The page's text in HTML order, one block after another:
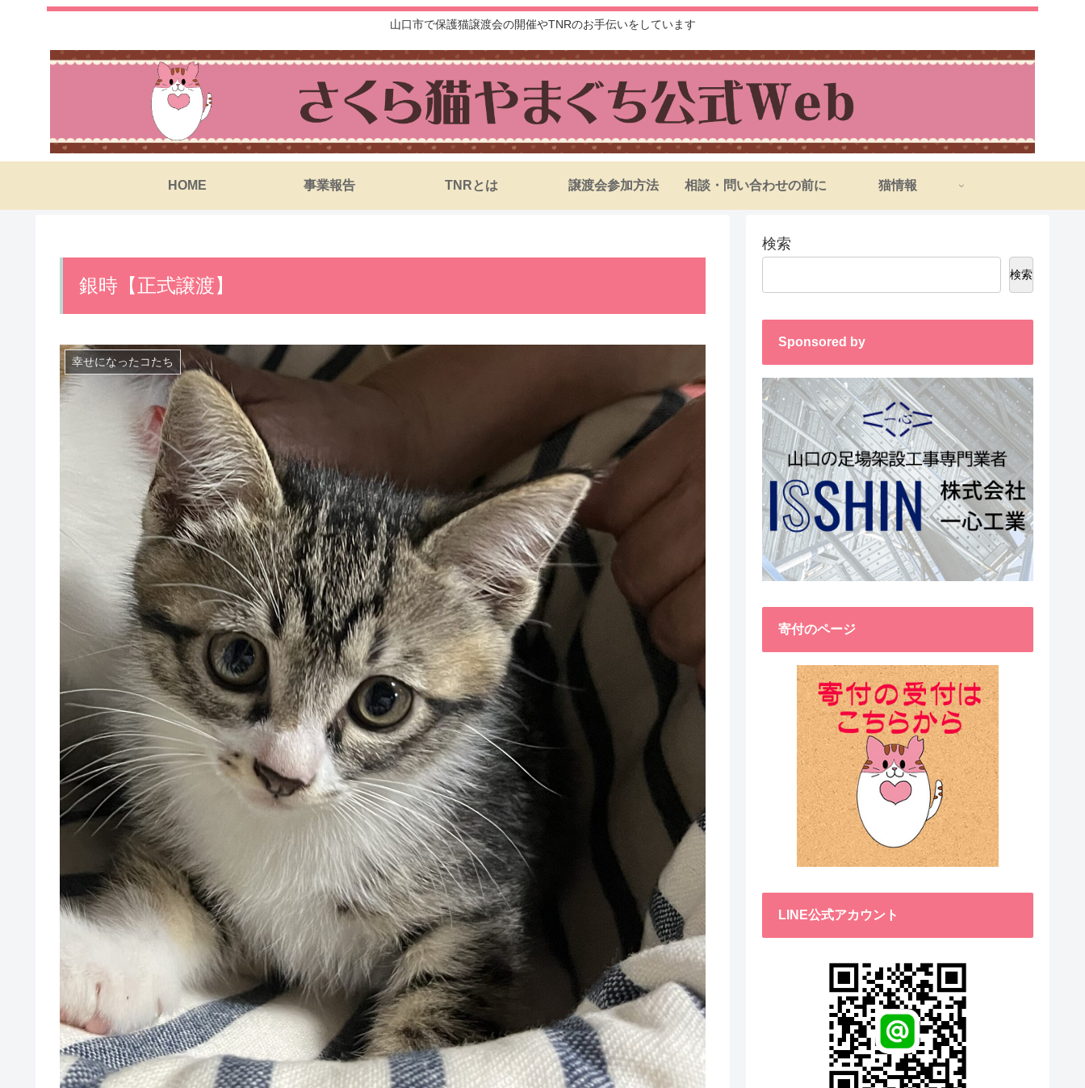
山口市で保護猫譲渡会の開催やTNRのお手伝いをしています
HOME 事業報告 TNRとは 譲渡会参加方法 相談・問い合わせの前に 猫情報
銀時【正式譲渡】
幸せになったコたち
検索
検索
Sponsored by
寄付のページ
LINE公式アカウント